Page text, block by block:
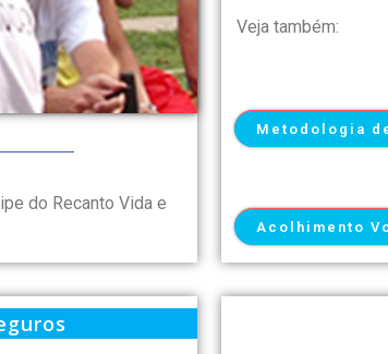
do Recanto Vida e
Veja também:
Metodologia
Acolhimento